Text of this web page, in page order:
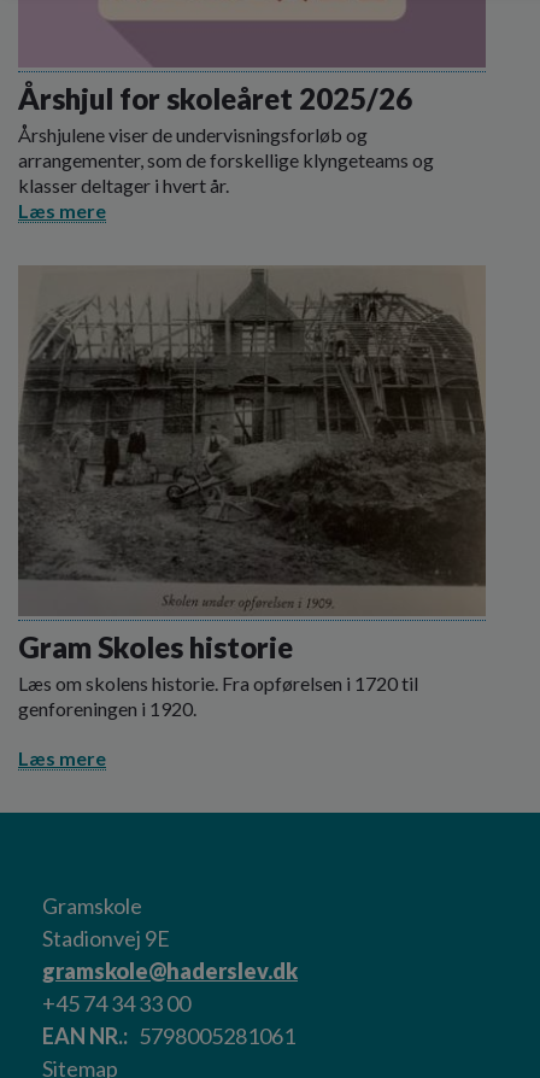
Årshjul for skoleåret 2025/26
Årshjulene viser de undervisningsforløb og
arrangementer, som de forskellige klyngeteams og
klasser deltager i hvert år.
Læs mere
Gram Skoles historie
Læs om skolens historie. Fra opførelsen i 1720 til
genforeningen i 1920.
Læs mere
Gramskole
Stadionvej 9E
gramskole@haderslev.dk
+45 74 34 33 00
EAN NR.
5798005281061
Sitemap